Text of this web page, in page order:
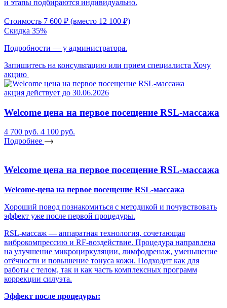
и этапы подбираются индивидуально.
Стоимость 7 600 ₽ (вместо 12 100 ₽)
Скидка 35%
Подробности — у администратора.
Запишитесь на консультацию или прием специалиста Хочу
акцию
акция действует до 30.06.2026
Welcome цена на первое посещение RSL-массажа
4 700 руб. 4 100 руб.
Подробнее
Welcome цена на первое посещение RSL-массажа
Welcome-цена на первое посещение RSL-массажа
Хороший повод познакомиться с методикой и почувствовать
эффект уже после первой процедуры.
RSL-массаж — аппаратная технология, сочетающая
виброкомпрессию и RF-воздействие. Процедура направлена
на улучшение микроциркуляции, лимфодренаж, уменьшение
отёчности и повышение тонуса кожи. Подходит как для
работы с телом, так и как часть комплексных программ
коррекции силуэта.
Эффект после процедуры: